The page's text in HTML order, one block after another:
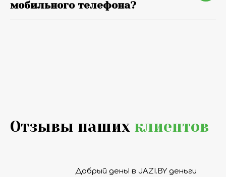
мобильного телефона?
Отзывы наших клиентов
Добрый день! в JAZI.BY деньги